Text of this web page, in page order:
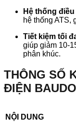
Hệ thống
hệ thống ATS,
Tiết kiệm tối
giúp giảm 10-
phân khúc.
THÔNG SỐ
ĐIỆN
NỘI DUNG